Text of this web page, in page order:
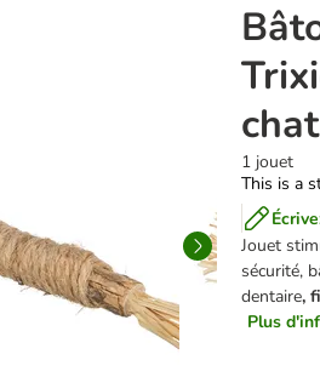
chat
1 jouet
This is a
Jouet
sécurité,
dentaire,
Plus